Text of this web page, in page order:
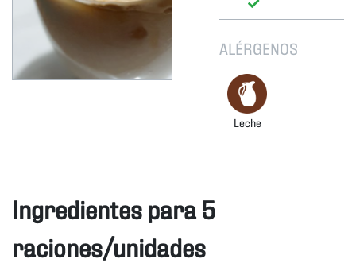
ALÉRGENOS
Leche
Ingredientes para 5
raciones/unidades